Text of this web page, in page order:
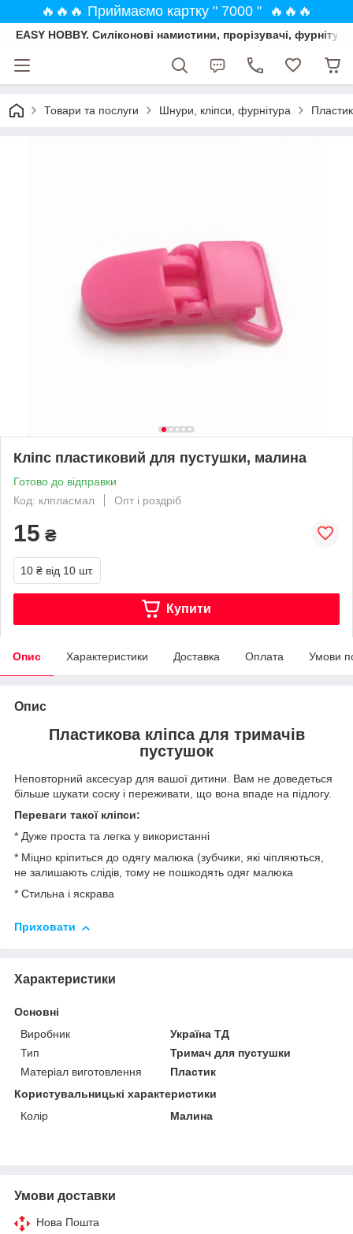
🔥🔥🔥 Приймаємо картку " 7000 " 🔥🔥🔥
EASY HOBBY. Силіконові намистини, прорізувачі,
Товари та послуги Шнури, кліпси, фурнітура
Кліпс пластиковий для пустушки, малина
Готово до відправки
Код: клпласмал
Опт і роздріб
15 ₴
10 ₴ від 10 шт.
Купити
Опис Характеристики Доставка Оплата Умови
Опис
Пластикова кліпса для тримачів
пустушок
Неповторний аксесуар для вашої дитини. Вам не доведеться
більше шукати соску і переживати, що вона впаде на підлогу.
Переваги такої кліпси:
* Дуже проста та легка у використанні
* Міцно кріпиться до одягу малюка (зубчики, які чіпляються,
не залишають слідів, тому не пошкодять одяг малюка
* Стильна і яскрава
Приховати
Характеристики
Основні
Виробник
Україна ТД
Тип
Тримач для пустушки
Матеріал виготовлення
Пластик
Користувальницькі характеристики
Колір
Малина
Умови доставки
Нова Пошта